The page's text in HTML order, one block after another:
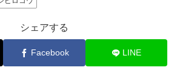
シェアする
Facebook LINE